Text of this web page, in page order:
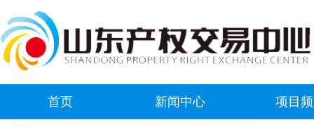
首页 新闻中心 项目